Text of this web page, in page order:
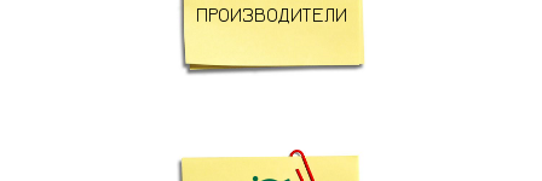
ПРОИЗВОДИТЕЛИ